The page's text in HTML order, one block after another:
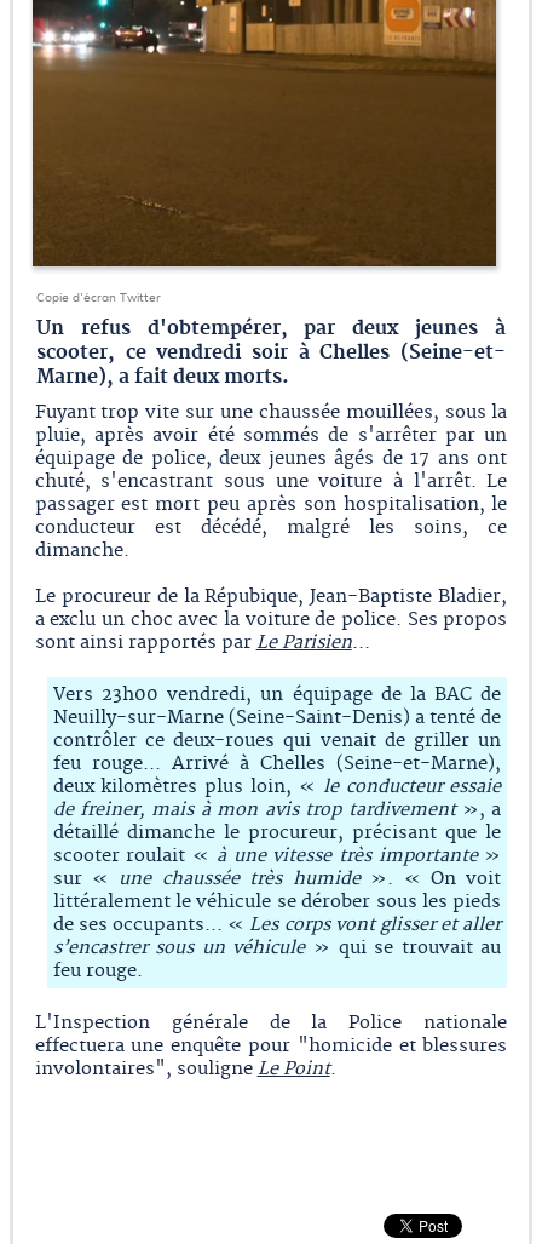
Copie d'écran Twitter
Un refus d'obtempérer, par deux jeunes à
scooter, ce vendredi soir à Chelles (Seine-et-
Marne), a fait deux morts.
Fuyant trop vite sur une chaussée mouillées, sous la
pluie, après avoir été sommés de s'arrêter par un
équipage de police, deux jeunes âgés de 17 ans ont
chuté, s'encastrant sous une voiture à l'arrêt. Le
passager est mort peu après son hospitalisation, le
conducteur est décédé, malgré les soins, ce
dimanche.
Le procureur de la Répubique, Jean-Baptiste Bladier,
a exclu un choc avec la voiture de police. Ses propos
sont ainsi rapportés par Le Parisien...
Vers 23h00 vendredi, un équipage de la BAC de
Neuilly-sur-Marne (Seine-Saint-Denis) a tenté de
contrôler ce deux-roues qui venait de griller un
feu rouge... Arrivé à Chelles (Seine-et-Marne),
deux kilomètres plus loin, « le conducteur essaie
de freiner, mais à mon avis trop tardivement», a
détaillé dimanche le procureur, précisant que le
scooter roulait « à une vitesse très importante»
sur « une chaussée très humide». « On voit
littéralement le véhicule se dérober sous les pieds
de ses occupants... « Les corps vont glisser et aller
s’encastrer sous un véhicule» qui se trouvait au
feu rouge.
L'Inspection générale de la Police nationale
effectuera une enquête pour "homicide et blessures
involontaires", souligne Le Point.